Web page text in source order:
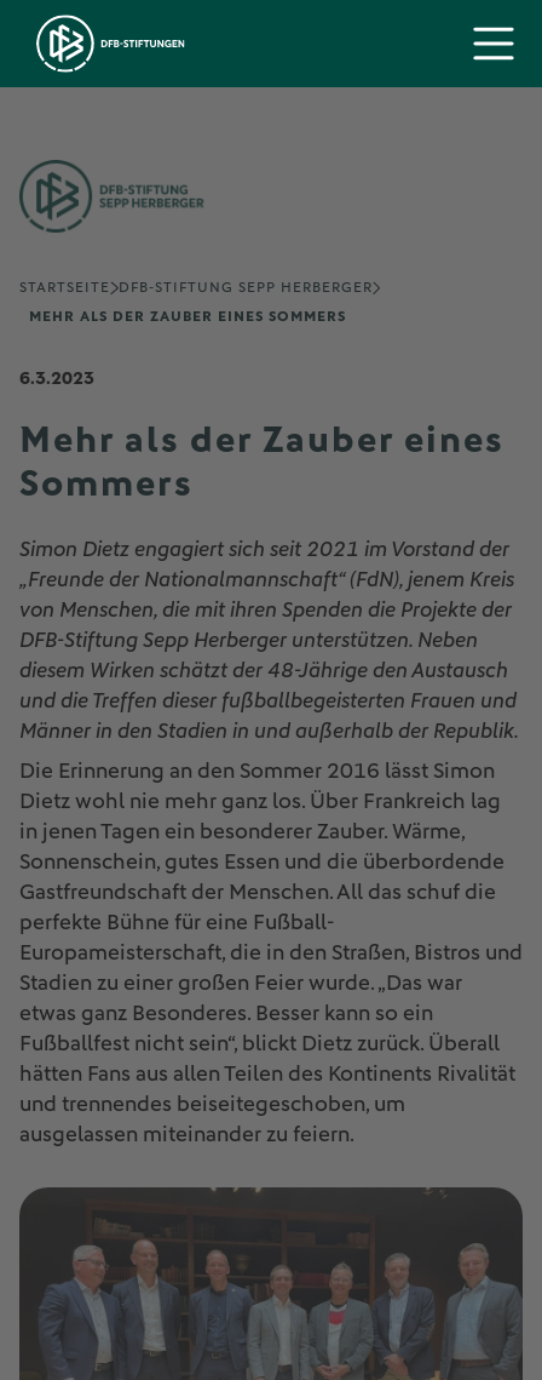
STARTSEITE
DFB-STIFTUNG SEPP HERBERGER
MEHR ALS DER ZAUBER EINES SOMMERS
6.3.2023
Mehr als der Zauber eines
Sommers
Simon Dietz engagiert sich seit 2021 im Vorstand der
„Freunde der Nationalmannschaft“ (FdN), jenem Kreis
von Menschen, die mit ihren Spenden die Projekte der
DFB-Stiftung Sepp Herberger unterstützen. Neben
diesem Wirken schätzt der 48-Jährige den Austausch
und die Treffen dieser fußballbegeisterten Frauen und
Männer in den Stadien in und außerhalb der Republik.
Die Erinnerung an den Sommer 2016 lässt Simon
Dietz wohl nie mehr ganz los. Über Frankreich lag
in jenen Tagen ein besonderer Zauber. Wärme,
Sonnenschein, gutes Essen und die überbordende
Gastfreundschaft der Menschen. All das schuf die
perfekte Bühne für eine Fußball-
Europameisterschaft, die in den Straßen, Bistros und
Stadien zu einer großen Feier wurde. „Das war
etwas ganz Besonderes. Besser kann so ein
Fußballfest nicht sein“, blickt Dietz zurück. Überall
hätten Fans aus allen Teilen des Kontinents Rivalität
und trennendes beiseitegeschoben, um
ausgelassen miteinander zu feiern.